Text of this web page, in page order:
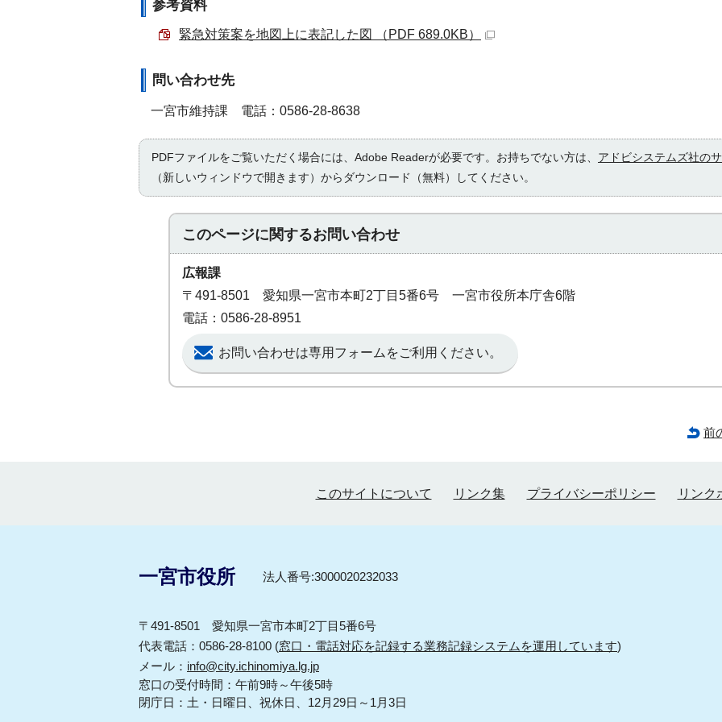
参考資料
緊急対策案を地図上に表記した図 （PDF 689.0KB）
問い合わせ先
一宮市維持課 電話：0586-28-8638
PDFファイルをご覧いただく場合には、Adobe Readerが必要です。お持ちでない方は、 アドビシステムズ社の
（新しいウィンドウで開きます）からダウンロード（無料）してください。
このページに関するお問い合わせ
広報課
〒491-8501 愛知県一宮市本町2丁目5番6号 一宮市役所本庁舎6階
電話：0586-28-8951
お問い合わせは専用フォームをご利用ください。
前
このサイトについて リンク集 プライバシーポリシー リンク
一宮市役所 法人番号:3000020232033
〒491-8501 愛知県一宮市本町2丁目5番6号
代表電話：0586-28-8100 (窓口・電話対応を記録する業務記録システムを運用しています)
メール： info@city.ichinomiya.lg.jp
窓口の受付時間：午前9時～午後5時
閉庁日：土・日曜日、祝休日、12月29日～1月3日